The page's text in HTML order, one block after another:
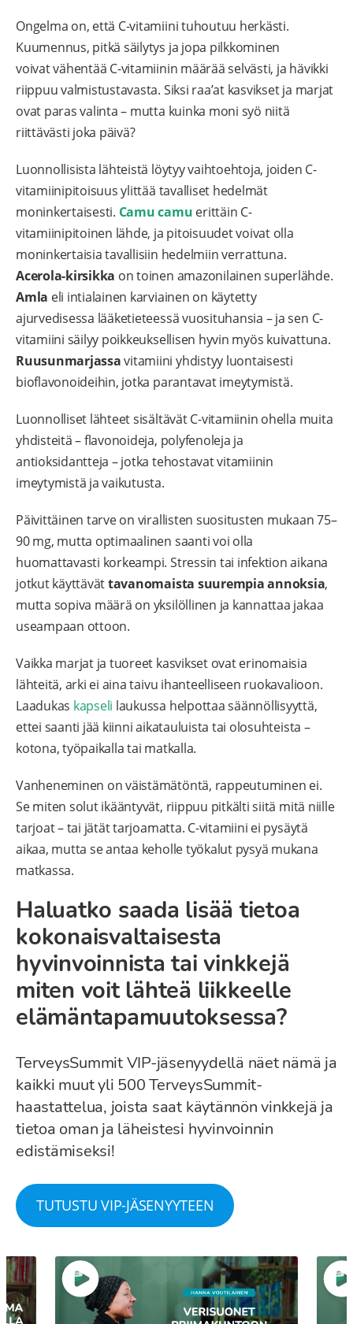
Ongelma on, että C-vitamiini tuhoutuu herkästi.
Kuumennus, pitkä säilytys ja jopa pilkkominen
voivat vähentää C-vitamiinin määrää selvästi, ja hävikki
riippuu valmistustavasta. Siksi raa’at kasvikset ja marjat
ovat paras valinta – mutta kuinka moni syö niitä
riittävästi joka päivä?
Luonnollisista lähteistä löytyy vaihtoehtoja, joiden C-
vitamiinipitoisuus ylittää tavalliset hedelmät
moninkertaisesti. Camu camu erittäin C-
vitamiinipitoinen lähde, ja pitoisuudet voivat olla
moninkertaisia tavallisiin hedelmiin verrattuna.
Acerola-kirsikka on toinen amazonilainen superlähde.
Amla eli intialainen karviainen on käytetty
ajurvedisessa lääketieteessä vuosituhansia – ja sen C-
vitamiini säilyy poikkeuksellisen hyvin myös kuivattuna.
Ruusunmarjassavitamiini yhdistyy luontaisesti
bioflavonoideihin, jotka parantavat imeytymistä.
Luonnolliset lähteet sisältävät C-vitamiinin ohella muita
yhdisteitä – flavonoideja, polyfenoleja ja
antioksidantteja – jotka tehostavat vitamiinin
imeytymistä ja vaikutusta.
Päivittäinen tarve on virallisten suositusten mukaan 75–
90 mg, mutta optimaalinen saanti voi olla
huomattavasti korkeampi. Stressin tai infektion aikana
jotkut käyttävättavanomaista suurempia annoksia,
mutta sopiva määrä on yksilöllinen ja kannattaa jakaa
useampaan ottoon.
Vaikka marjat ja tuoreet kasvikset ovat erinomaisia
lähteitä, arki ei aina taivu ihanteelliseen ruokavalioon.
Laadukas kapseli laukussa helpottaa säännöllisyyttä,
ettei saanti jää kiinni aikatauluista tai olosuhteista –
kotona, työpaikalla tai matkalla.
Vanheneminen on väistämätöntä, rappeutuminen ei.
Se miten solut ikääntyvät, riippuu pitkälti siitä mitä niille
tarjoat – tai jätät tarjoamatta. C-vitamiini ei pysäytä
aikaa, mutta se antaa keholle työkalut pysyä mukana
matkassa.
Haluatko saada lisää tietoa
kokonaisvaltaisesta
hyvinvoinnista tai vinkkejä
miten voit lähteä liikkeelle
elämäntapamuutoksessa?
TerveysSummit VIP-jäsenyydellä näet nämä ja
kaikki muut yli 500 TerveysSummit-
haastattelua, joista saat käytännön vinkkejä ja
tietoa oman ja läheistesi hyvinvoinnin
edistämiseksi!
TUTUSTU VIP-JÄSENYYTEEN